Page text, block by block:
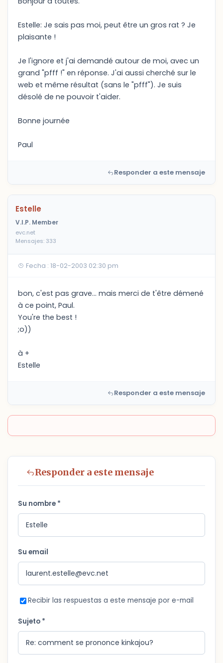
Estelle: Je sais pas moi, peut être un gros rat ? Je
plaisante !
Je l'ignore et j'ai demandé autour de moi, avec un
grand "pfff !" en réponse. J'ai aussi cherché sur le
web et même résultat (sans le "pfff"). Je suis
désolé de ne pouvoir t'aider.
Bonne journée
Paul
Responder a este mensaje
Estelle
V.I.P. Member
evc.net
Mensajes: 333
Fecha : 18-02-2003 02:30 pm
bon, c'est pas grave... mais merci de t'être démené
à ce point, Paul.
You're the best !
;o))
à +
Estelle
Responder a este mensaje
Responder a este mensaje
Su nombre *
Su email
Recibir las respuestas a este mensaje por e-mail
Sujeto *